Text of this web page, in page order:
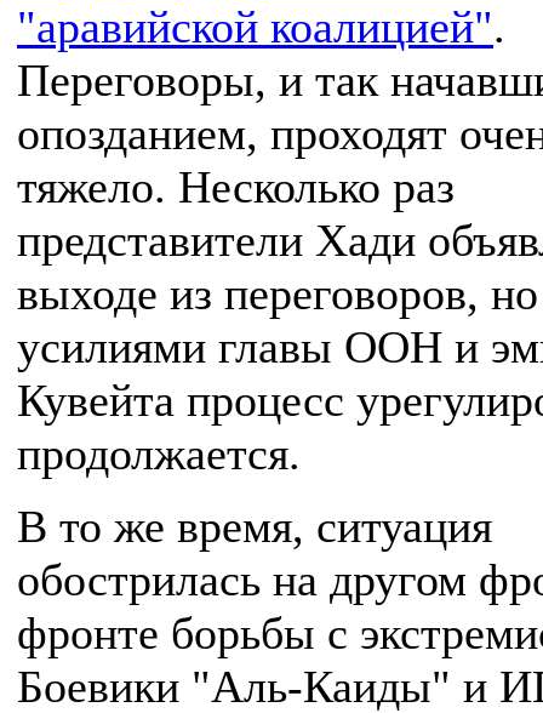
"аравийской коалицией".
Переговоры, и так
опозданием, проходят
тяжело. Несколько раз
представители Хади
выходе из переговоров, но
усилиями главы ООН и
Кувейта процесс
продолжается.
В то же время, ситуация
обострилась на другом
фронте борьбы с
Боевики "Аль-Каиды" и